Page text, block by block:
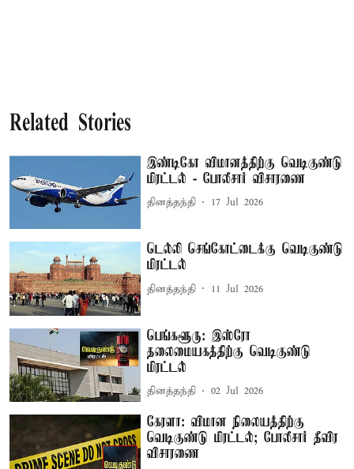
Related Stories
இண்டிகோ விமானத்திற்கு வெடிகுண்டு
மிரட்டல் - போலீசார் விசாரணை
தினத்தந்தி 17 Jul 2026
டெல்லி செங்கோட்டைக்கு வெடிகுண்டு
மிரட்டல்
தினத்தந்தி 11 Jul 2026
பெங்களூரு: இஸ்ரோ
தலைமையகத்திற்கு வெடிகுண்டு
மிரட்டல்
தினத்தந்தி 02 Jul 2026
கேரளா: விமான நிலையத்திற்கு
வெடிகுண்டு மிரட்டல்; போலீசார் தீவிர
விசாரணை